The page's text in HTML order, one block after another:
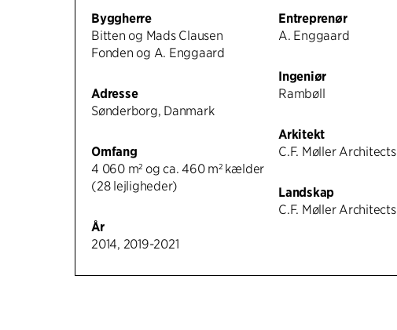
Byggherre
Bitten og Mads Clausen
Fonden og A. Enggaard
Adresse
Sønderborg, Danmark
Omfang
4 060 m² og ca. 460 m² kælder
(28 lejligheder)
År
2014, 2019-2021
Entreprenør
A. Enggaard
Ingeniør
Rambøll
Arkitekt
C.F. Møller Architects
Landskap
C.F. Møller Architects